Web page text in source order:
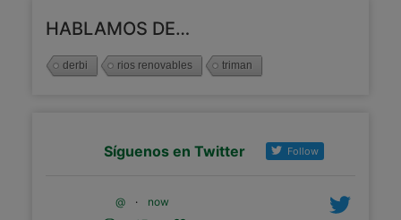
HABLAMOS DE…
derbi rios renovables triman
Síguenos en Twitter Follow
@ ·
now